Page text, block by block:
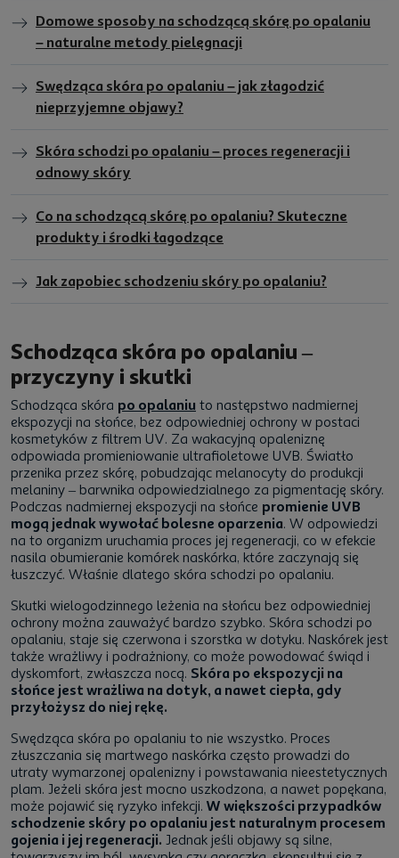
Domowe sposoby na schodzącą skórę po opalaniu
– naturalne metody pielęgnacji
Swędząca skóra po opalaniu – jak złagodzić
nieprzyjemne objawy?
Skóra schodzi po opalaniu – proces regeneracji i
odnowy skóry
Co na schodzącą skórę po opalaniu? Skuteczne
produkty i środki łagodzące
Jak zapobiec schodzeniu skóry po opalaniu?
Schodząca skóra po opalaniu –
przyczyny i skutki
Schodząca skóra po opalaniu to następstwo nadmiernej
ekspozycji na słońce, bez odpowiedniej ochrony w postaci
kosmetyków z filtrem UV. Za wakacyjną opaleniznę
odpowiada promieniowanie ultrafioletowe UVB. Światło
przenika przez skórę, pobudzając melanocyty do produkcji
melaniny – barwnika odpowiedzialnego za pigmentację skóry.
Podczas nadmiernej ekspozycji na słońce promienie UVB
mogą jednak wywołać bolesne oparzenia. W odpowiedzi
na to organizm uruchamia proces jej regeneracji, co w efekcie
nasila obumieranie komórek naskórka, które zaczynają się
łuszczyć. Właśnie dlatego skóra schodzi po opalaniu.
Skutki wielogodzinnego leżenia na słońcu bez odpowiedniej
ochrony można zauważyć bardzo szybko. Skóra schodzi po
opalaniu, staje się czerwona i szorstka w dotyku. Naskórek jest
także wrażliwy i podrażniony, co może powodować świąd i
dyskomfort, zwłaszcza nocą. Skóra po ekspozycji na
słońce jest wrażliwa na dotyk, a nawet ciepła, gdy
przyłożysz do niej rękę.
Swędząca skóra po opalaniu to nie wszystko. Proces
złuszczania się martwego naskórka często prowadzi do
utraty wymarzonej opalenizny i powstawania nieestetycznych
plam. Jeżeli skóra jest mocno uszkodzona, a nawet popękana,
może pojawić się ryzyko infekcji. W większości przypadków
schodzenie skóry po opalaniu jest naturalnym procesem
gojenia i jej regeneracji. Jednak jeśli objawy są silne,